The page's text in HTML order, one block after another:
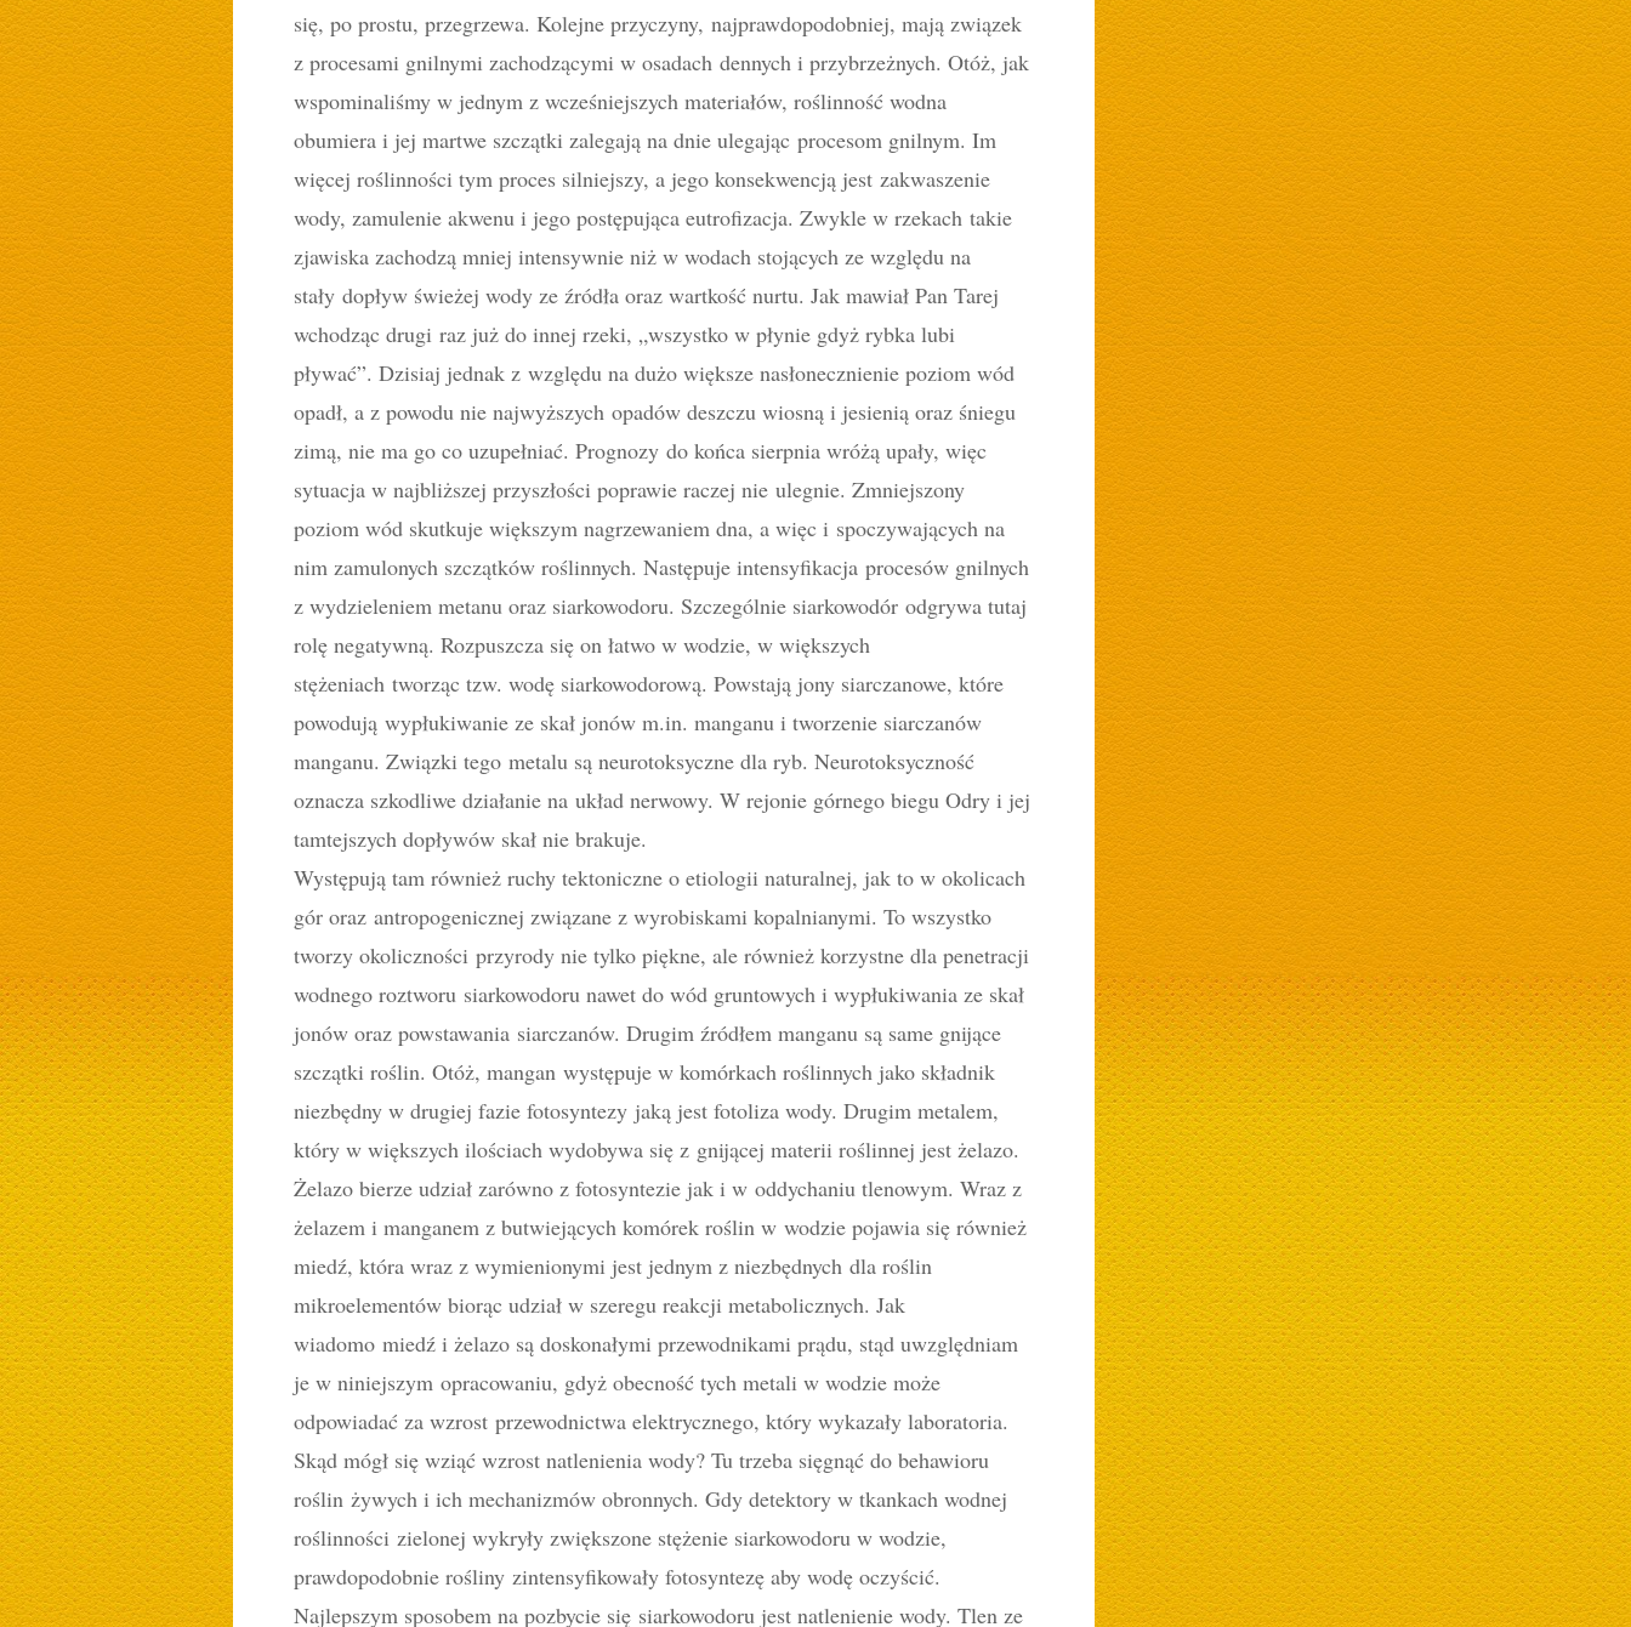
się, po prostu, przegrzewa. Kolejne przyczyny, najprawdopodobniej, mają związek
z procesami gnilnymi zachodzącymi w osadach dennych i przybrzeżnych. Otóż, jak
wspominaliśmy w jednym z wcześniejszych materiałów, roślinność wodna
obumiera i jej martwe szczątki zalegają na dnie ulegając procesom gnilnym. Im
więcej roślinności tym proces silniejszy, a jego konsekwencją jest zakwaszenie
wody, zamulenie akwenu i jego postępująca eutrofizacja. Zwykle w rzekach takie
zjawiska zachodzą mniej intensywnie niż w wodach stojących ze względu na
stały dopływ świeżej wody ze źródła oraz wartkość nurtu. Jak mawiał Pan Tarej
wchodząc drugi raz już do innej rzeki, „wszystko w płynie gdyż rybka lubi
pływać”. Dzisiaj jednak z względu na dużo większe nasłonecznienie poziom wód
opadł, a z powodu nie najwyższych opadów deszczu wiosną i jesienią oraz śniegu
zimą, nie ma go co uzupełniać. Prognozy do końca sierpnia wróżą upały, więc
sytuacja w najbliższej przyszłości poprawie raczej nie ulegnie. Zmniejszony
poziom wód skutkuje większym nagrzewaniem dna, a więc i spoczywających na
nim zamulonych szczątków roślinnych. Następuje intensyfikacja procesów gnilnych
z wydzieleniem metanu oraz siarkowodoru. Szczególnie siarkowodór odgrywa tutaj
rolę negatywną. Rozpuszcza się on łatwo w wodzie, w większych
stężeniach tworząc tzw. wodę siarkowodorową. Powstają jony siarczanowe, które
powodują wypłukiwanie ze skał jonów m.in. manganu i tworzenie siarczanów
manganu. Związki tego metalu są neurotoksyczne dla ryb. Neurotoksyczność
oznacza szkodliwe działanie na układ nerwowy. W rejonie górnego biegu Odry i jej
tamtejszych dopływów skał nie brakuje.
Występują tam również ruchy tektoniczne o etiologii naturalnej, jak to w okolicach
gór oraz antropogenicznej związane z wyrobiskami kopalnianymi. To wszystko
tworzy okoliczności przyrody nie tylko piękne, ale również korzystne dla penetracji
wodnego roztworu siarkowodoru nawet do wód gruntowych i wypłukiwania ze skał
jonów oraz powstawania siarczanów. Drugim źródłem manganu są same gnijące
szczątki roślin. Otóż, mangan występuje w komórkach roślinnych jako składnik
niezbędny w drugiej fazie fotosyntezy jaką jest fotoliza wody. Drugim metalem,
który w większych ilościach wydobywa się z gnijącej materii roślinnej jest żelazo.
Żelazo bierze udział zarówno z fotosyntezie jak i w oddychaniu tlenowym. Wraz z
żelazem i manganem z butwiejących komórek roślin w wodzie pojawia się również
miedź, która wraz z wymienionymi jest jednym z niezbędnych dla roślin
mikroelementów biorąc udział w szeregu reakcji metabolicznych. Jak
wiadomo miedź i żelazo są doskonałymi przewodnikami prądu, stąd uwzględniam
je w niniejszym opracowaniu, gdyż obecność tych metali w wodzie może
odpowiadać za wzrost przewodnictwa elektrycznego, który wykazały laboratoria.
Skąd mógł się wziąć wzrost natlenienia wody? Tu trzeba sięgnąć do behawioru
roślin żywych i ich mechanizmów obronnych. Gdy detektory w tkankach wodnej
roślinności zielonej wykryły zwiększone stężenie siarkowodoru w wodzie,
prawdopodobnie rośliny zintensyfikowały fotosyntezę aby wodę oczyścić.
Najlepszym sposobem na pozbycie się siarkowodoru jest natlenienie wody. Tlen ze